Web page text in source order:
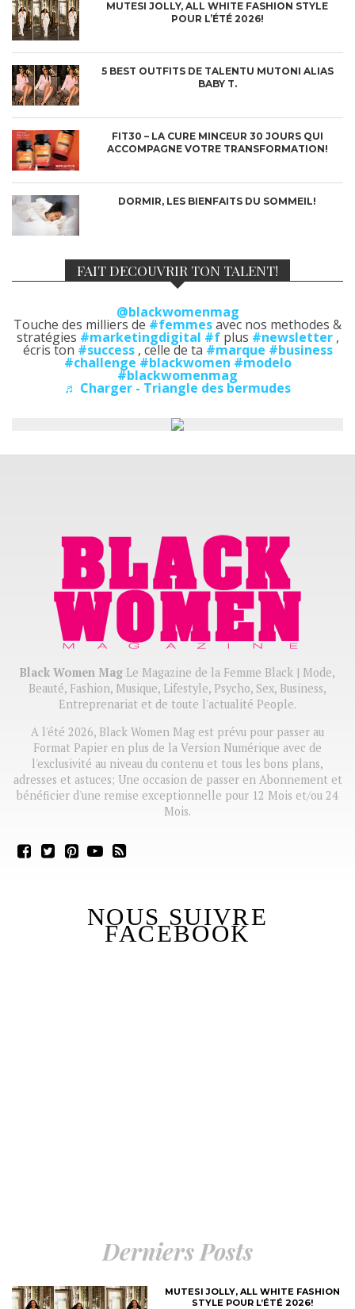
MUTESI JOLLY, ALL WHITE FASHION STYLE
POUR L’ÉTÉ 2026!
5 BEST OUTFITS DE TALENTU MUTONI ALIAS
BABY T.
FIT30 – LA CURE MINCEUR 30 JOURS QUI
ACCOMPAGNE VOTRE TRANSFORMATION!
DORMIR, LES BIENFAITS DU SOMMEIL!
FAIT DECOUVRIR TON TALENT!
@blackwomenmag
Touche des milliers de #femmesavec nos methodes &
stratégies #marketingdigital #fplus #newsletter,
écris ton #success, celle de ta #marque #business
#challenge #blackwomen #modelo
#blackwomenmag
♬ Charger - Triangle des bermudes
Black Women Mag Le Magazine de la Femme Black | Mode,
Beauté, Fashion, Musique, Lifestyle, Psycho, Sex, Business,
Entreprenariat et de toute l'actualité People.
A l'été 2026, Black Women Mag est prévu pour passer au
Format Papier en plus de la Version Numérique avec de
l'exclusivité au niveau du contenu et tous les bons plans,
adresses et astuces; Une occasion de passer en Abonnement et
bénéficier d'une remise exceptionnelle pour 12 Mois et/ou 24
Mois.
NOUS SUIVRE
FACEBOOK
Derniers Posts
MUTESI JOLLY, ALL WHITE FASHION
STYLE POUR L’ÉTÉ 2026!